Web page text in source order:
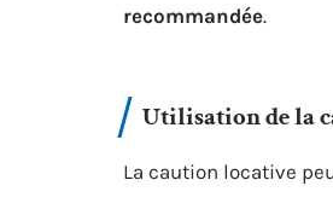
recommandée.
Utilisation de la
La caution locative